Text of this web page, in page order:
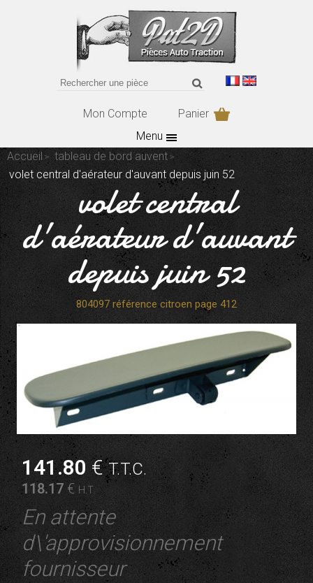
Mon Compte
Panier
Menu
Accueil
tableau de bord auvent
volet central d'aérateur d'auvant depuis juin 52
volet central
d'aérateur d'auvant
depuis juin 52
804097 référence citroen page 412
141.80 €T.T.C.
118.17 € H.T.
En attente
d\'approvisionnement
fournisseur